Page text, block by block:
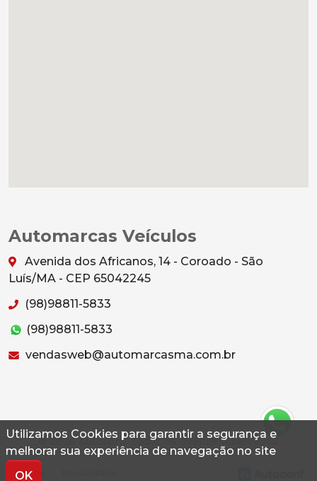
Utilizamos Cookies para garantir a segurança e
melhorar sua experiência de navegação no site
OK
Automarcas Veículos
Avenida dos Africanos, 14 - Coroado - São
Luís/MA - CEP 65042245
(98)98811-5833
(98)98811-5833
vendasweb@automarcasma.com.br
© 2026 Autoconf. Todos os direitos reservados.
Termos